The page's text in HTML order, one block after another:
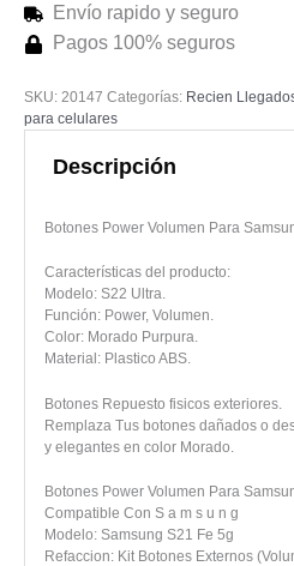
Envío rapido y seguro
Pagos 100% seguros
SKU: 20147 Categorías: Recien
para celulares
Descripción
Botones Power Volumen Para
Características del producto:
Modelo: S22 Ultra.
Función: Power, Volumen.
Color: Morado Purpura.
Material: Plastico ABS.
Botones Repuesto fisicos exteriores.
Remplaza Tus botones dañados o
y elegantes en color Morado.
Botones Power Volumen Para
Compatible Con S a m s u n g
Modelo: Samsung S21 Fe 5g
Refaccion: Kit Botones Externos